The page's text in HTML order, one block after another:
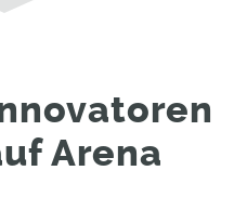
Arena